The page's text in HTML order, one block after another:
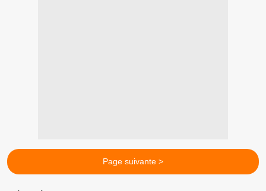
Page suivante >